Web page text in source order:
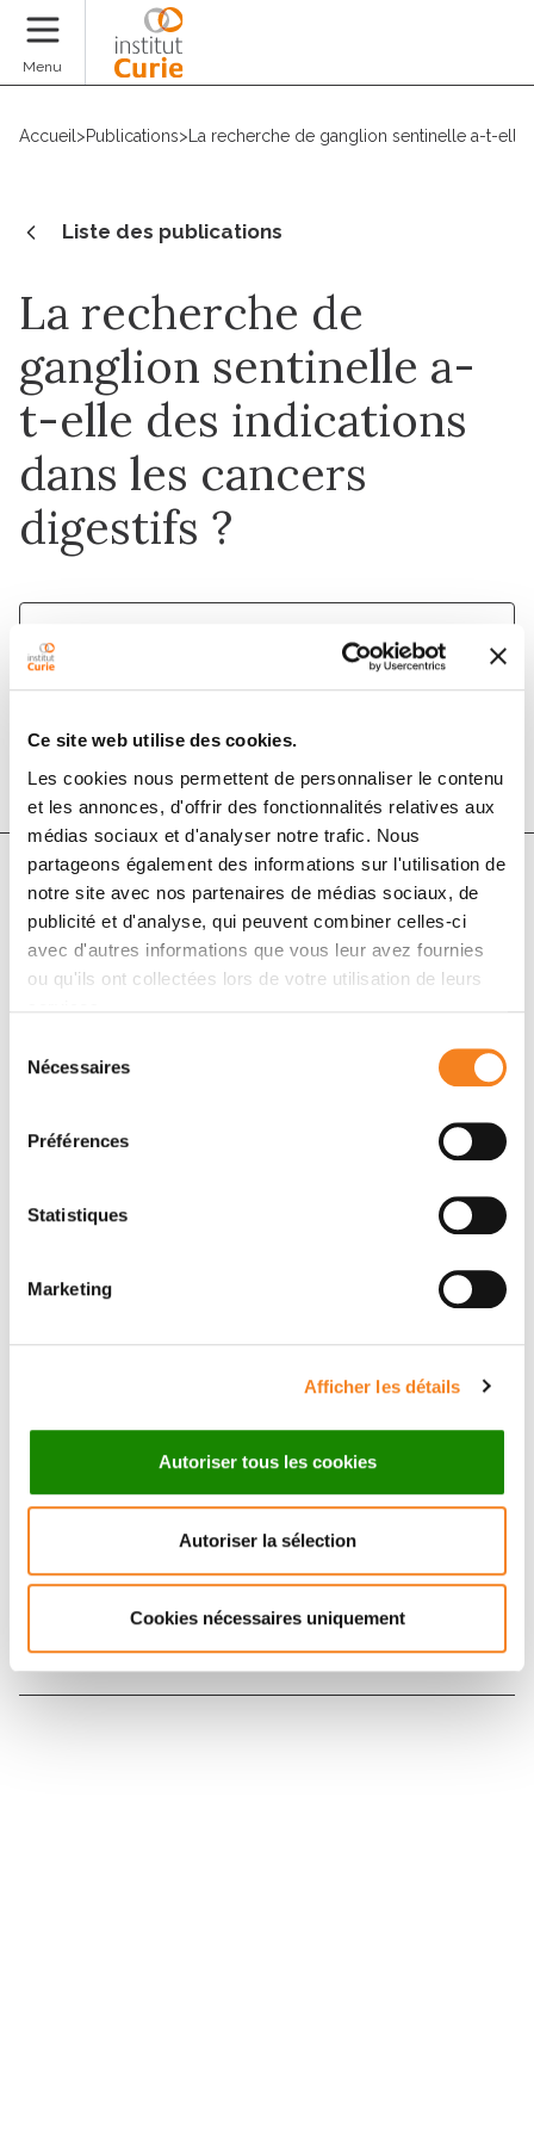
Ce site web utilise des cookies.
Les cookies nous permettent de personnaliser le contenu
et les annonces, d'offrir des fonctionnalités relatives aux
médias sociaux et d'analyser notre trafic. Nous
partageons également des informations sur l'utilisation de
notre site avec nos partenaires de médias sociaux, de
publicité et d'analyse, qui peuvent combiner celles-ci
avec d'autres informations que vous leur avez fournies
ou qu'ils ont collectées lors de votre utilisation de leurs
Nécessaires
Préférences
Statistiques
Marketing
Afficher les détails
Autoriser tous les cookies
Autoriser la sélection
Cookies nécessaires uniquement
Menu
Accueil >Publications> La recherche de ganglion sentinelle a-t-
Liste des publications
La recherche de
ganglion sentinelle a-
t-elle des indications
dans les cancers
digestifs ?
1 juin 2020
Bulletin du Cancer
DOI :10.1016/j.bulcan.2019.06.013
Auteurs
Matthieu Faron, Enora Laas
Suivez l'Institut Curie
Retrouvez notre actualité sur les réseaux
sociaux et en vous inscrivant à notre newsletter.
Inscrivez-vous à la newsletter